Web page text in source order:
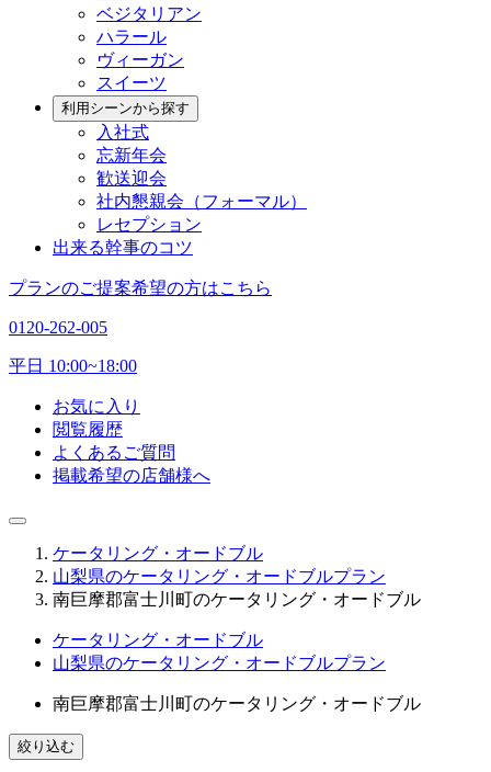
ベジタリアン
ハラール
ヴィーガン
スイーツ
利用シーンから探す
入社式
忘新年会
歓送迎会
社内懇親会（フォーマル）
レセプション
出来る幹事のコツ
プランのご提案希望の方はこちら
0120-262-005
平日 10:00~18:00
お気に入り
閲覧履歴
よくあるご質問
掲載希望の店舗様へ
ケータリング・オードブル
山梨県のケータリング・オードブルプラン
南巨摩郡富士川町のケータリング・オードブル
ケータリング・オードブル
山梨県のケータリング・オードブルプラン
南巨摩郡富士川町のケータリング・オードブル
絞り込む